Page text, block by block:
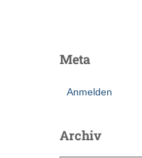
Meta
Anmelden
Archiv